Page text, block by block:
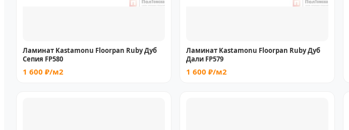
Ламинат Kastamonu Floorpan Ruby Дуб
Сепия FP580
1 600 ₽/м2
Ламинат Kastamonu Floorpan Ruby Дуб
Дали FP579
1 600 ₽/м2